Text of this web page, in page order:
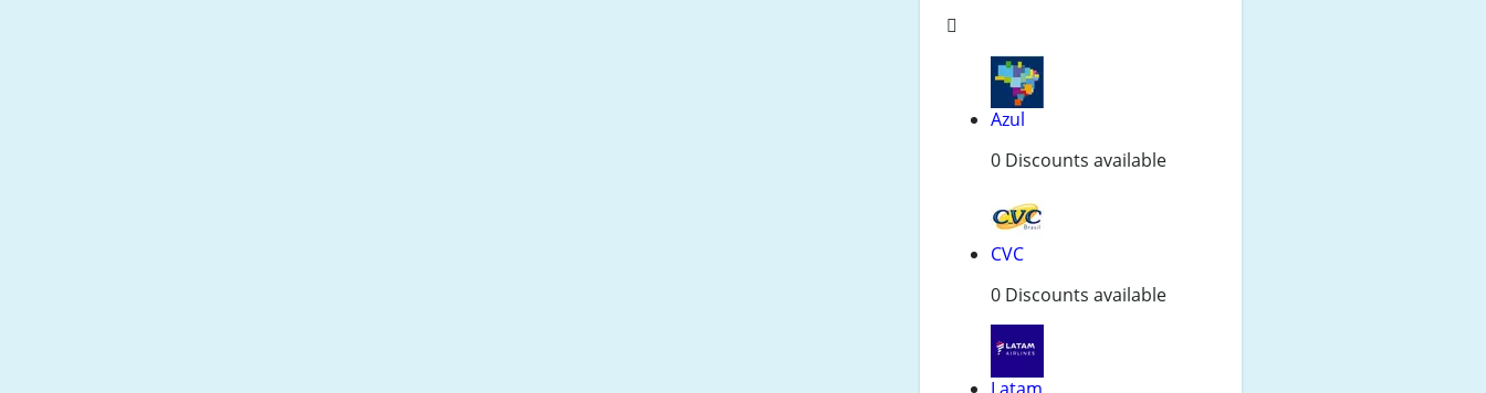
Azul
0 Discounts available
CVC
0 Discounts available